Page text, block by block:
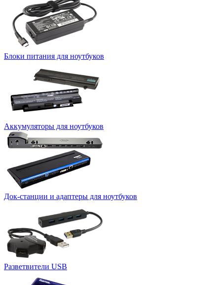
Блоки питания для ноутбуков
Аккумуляторы для ноутбуков
Док-станции и адаптеры для ноутбуков
Разветвители USB